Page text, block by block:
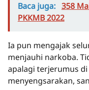
Baca juga: 358
PKKMB 2022
Ia pun mengajak
menjauhi narkoba.
apalagi terjerumus di
menyengsarakan,